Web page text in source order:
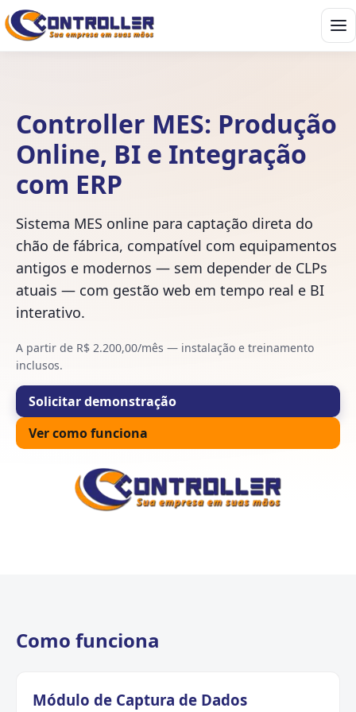
Controller MES: Produção
Online, BI e Integração
com ERP
Sistema MES online para captação direta do
chão de fábrica, compatível com equipamentos
antigos e modernos — sem depender de CLPs
atuais — com gestão web em tempo real e BI
interativo.
A partir de R$ 2.200,00/mês — instalação e treinamento
inclusos.
Solicitar demonstração
Ver como funciona
Como funciona
Módulo de Captura de Dados